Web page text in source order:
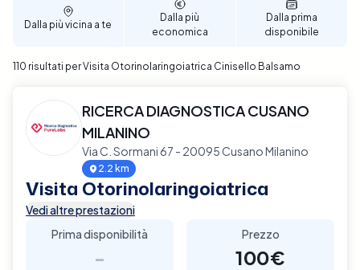
Dalla più vicina a te
Dalla più
economica
Dalla prima
disponibile
110 risultati per Visita Otorinolaringoiatrica Cinisello Balsamo
RICERCA DIAGNOSTICA CUSANO
MILANINO
Via C. Sormani 67 - 20095 Cusano Milanino
2.2 km
Visita Otorinolaringoiatrica
Vedi altre prestazioni
Prima disponibilità
-
Prezzo
100€